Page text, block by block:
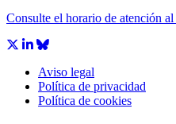
Consulte el horario de atención
Aviso legal
Política de privacidad
Política de cookies